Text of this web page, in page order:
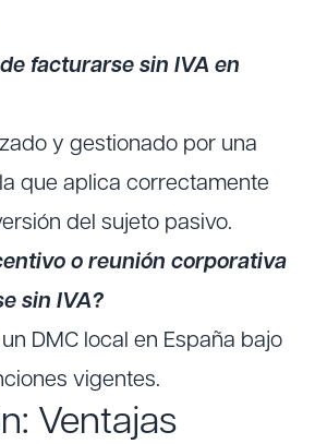
facturarse sin IVA en
y gestionado por una
que aplica correctamente
del sujeto pasivo.
o reunión corporativa
sin IVA?
DMC local en España bajo
vigentes.
Ventajas